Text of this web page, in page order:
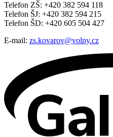
Telefon ZŠ: +420 382 594 118
Telefon ŠJ: +420 382 594 215
Telefon ŠD: +420 605 504 427
E-mail: zs.kovarov@volny.cz